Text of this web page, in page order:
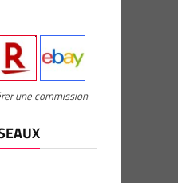
une commission